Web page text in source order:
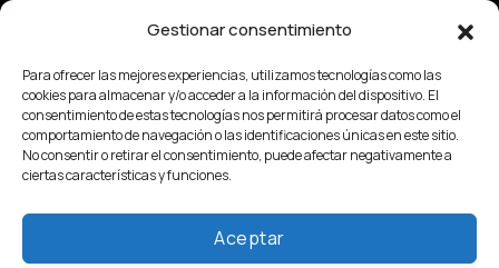
Gestionar consentimiento
Para ofrecer las mejores experiencias, utilizamos tecnologías como las
cookies para almacenar y/o acceder a la información del dispositivo. El
consentimiento de estas tecnologías nos permitirá procesar datos como el
comportamiento de navegación o las identificaciones únicas en este sitio.
No consentir o retirar el consentimiento, puede afectar negativamente a
ciertas características y funciones.
Aceptar
Vender mi casa